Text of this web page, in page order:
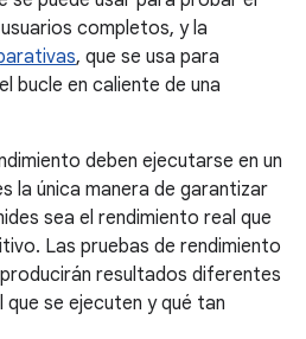
completos, y la
, que se usa para
bucle en caliente de una
deben ejecutarse en un
la única manera de garantizar
sea el rendimiento real que
Las pruebas de rendimiento
resultados diferentes
se ejecuten y qué tan